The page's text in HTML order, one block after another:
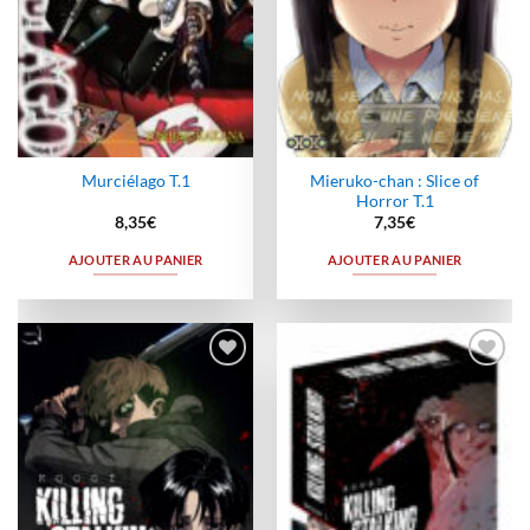
Murciélago T.1
8,35€
AJOUTER AU PANIER
Mieruko-chan : Slice of
Horror T.1
7,35€
AJOUTER AU PANIER
wishlist
Ajouter